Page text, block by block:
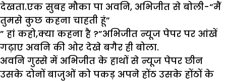
देखता.एक सुबह मौका पा अवनि, अभिजीत से बोली-“मैं
तुमसे कुछ कहना चाहती हूं”
” हां कहो,क्या कहना है ?”अभिजीत न्यूज पेपर पर आंखें
गढ़ाए अवनि की ओर देखे बगैर ही बोला.
अवनि गुस्से में अभिजीत के हाथों से न्यूज पेपर छीन
उसके दोनों बाजुओं को पकड़ अपने होंठ उसके होंठों के